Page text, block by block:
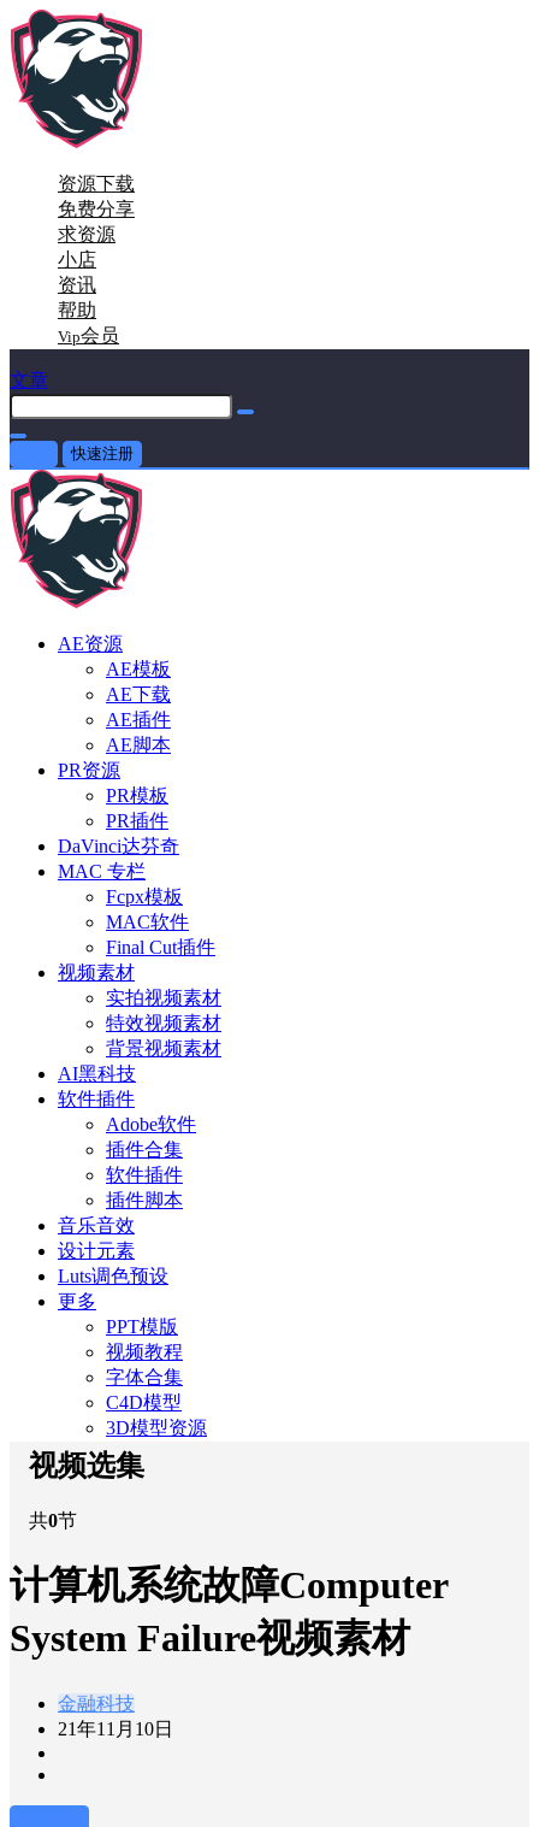
资源下载
免费分享
求资源
小店
资讯
帮助
Vip会员
文章
快速注册
AE资源
AE模板
AE下载
AE插件
AE脚本
PR资源
PR模板
PR插件
DaVinci达芬奇
MAC 专栏
Fcpx模板
MAC软件
Final Cut插件
视频素材
实拍视频素材
特效视频素材
背景视频素材
AI黑科技
软件插件
Adobe软件
插件合集
软件插件
插件脚本
音乐音效
设计元素
Luts调色预设
更多
PPT模版
视频教程
字体合集
C4D模型
3D模型资源
视频选集
共0节
计算机系统故障Computer
System Failure视频素材
金融科技
21年11月10日